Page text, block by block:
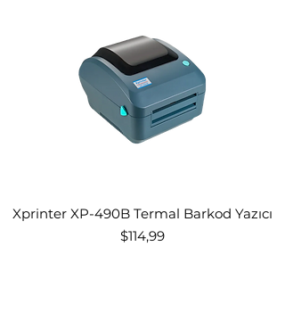
Xprinter XP-490B Termal Barkod Yazıcı
Fiyat
$114,99